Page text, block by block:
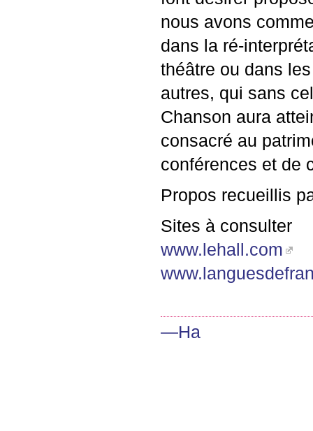
nous avons
dans la ré-
théâtre ou dans
autres, qui sans
Chanson aura
consacré au
conférences et de
Propos recueillis
Sites à consulter
www.lehall.com
—Ha